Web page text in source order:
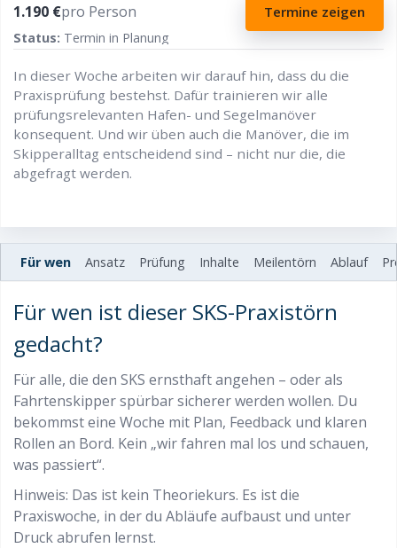
1.190 €pro Person
Status: Termin in Planung
Termine zeigen
In dieser Woche arbeiten wir darauf hin, dass du die
Praxisprüfung bestehst. Dafür trainieren wir alle
prüfungsrelevanten Hafen- und Segelmanöver
konsequent. Und wir üben auch die Manöver, die im
Skipperalltag entscheidend sind – nicht nur die, die
abgefragt werden.
Für wen Ansatz Prüfung Inhalte Meilentörn Ablauf
Für wen ist dieser SKS-Praxistörn
gedacht?
Für alle, die den SKS ernsthaft angehen – oder als
Fahrtenskipper spürbar sicherer werden wollen. Du
bekommst eine Woche mit Plan, Feedback und klaren
Rollen an Bord. Kein „wir fahren mal los und schauen,
was passiert“.
Hinweis: Das ist kein Theoriekurs. Es ist die
Praxiswoche, in der du Abläufe aufbaust und unter
Druck abrufen lernst.